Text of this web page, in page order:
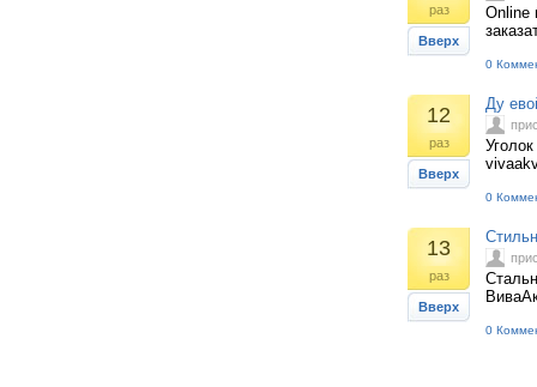
раз
Вверх
Online
0
12
раз
Вверх
Ду
0
13
раз
Вверх
0